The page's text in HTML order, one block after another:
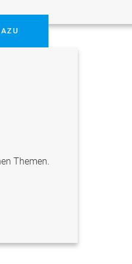
Themen.